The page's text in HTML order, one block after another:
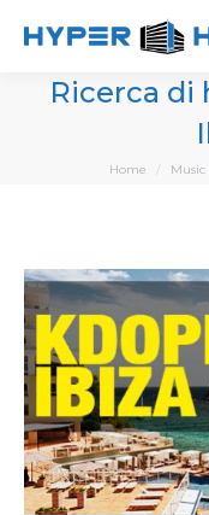
Ricerca di
You are
Home Music